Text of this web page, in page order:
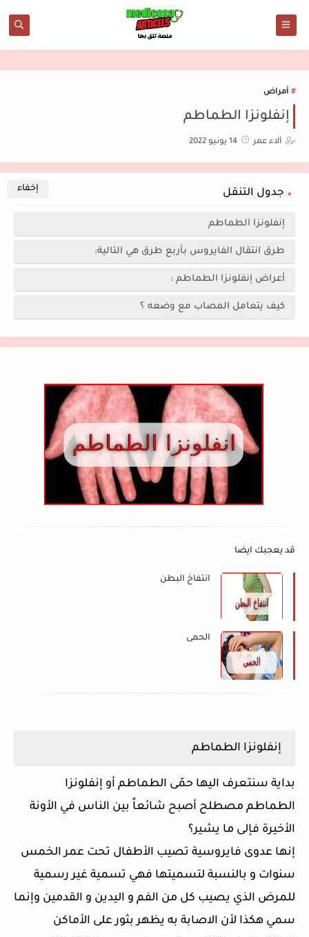
أمراض
إنفلونزا الطماطم
آلاء عمر 14 يونيو 2022
جدول التنقل
إنفلونزا الطماطم
طرق انتقال الفايروس بأربع طرق هي التالية:
أعراض إنفلونزا الطماطم :
كيف يتعامل المصاب مع وضعه ؟
قد يعجبك ايضا
انتفاخ البطن
الحمى
إنفلونزا الطماطم
بداية سنتعرف اليها حمّى الطماطم أو إنفلونزا
الطماطم مصطلح أصبح شائعاً الناس في الأونة
الأخيرة فإلى ما يشير؟
إنها عدوى فايروسية تصيب الأطفال تحت عمر الخمس
سنوات و بالنسبة لتسميتها فهي تسمية غير رسمية
للمرض الذي يصيب كل من الفم و اليدين و القدمين وإنما
سمي هكذا لأن الاصابة به يظهر بثور على الأماكن